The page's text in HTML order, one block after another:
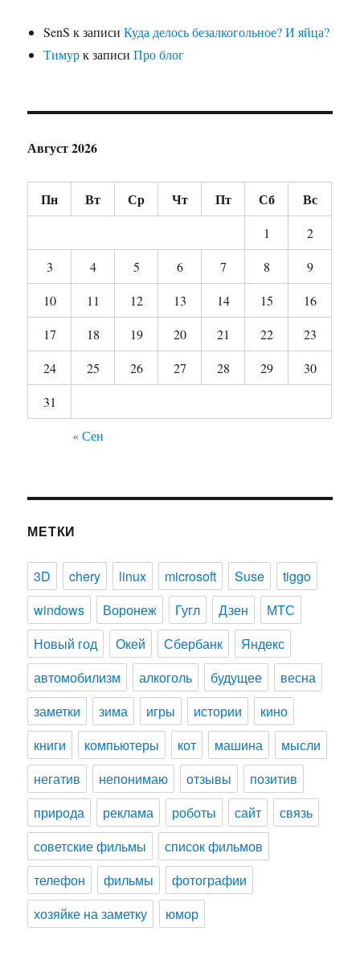
SenS к записиКуда делось безалкогольное? И яйца?
Тимурк записиПро блог
Август 2026
Пн Вт Ср Чт Пт Сб Вс
1
2
3
4 5 6 7 8
9
10
11 12 13 14 15
16
17
18 19 20 21 22
23
24
25 26 27 28 29
30
31
« Сен
МЕТКИ
3D chery linux microsoft Suse
tiggo
windows
Воронеж Гугл Дзен
МТС
Новый год
Окей Сбербанк
Яндекс
автомобилизм
алкоголь будущее
весна
заметки
зима игры истории
кино
книги
компьютеры кот машина
мысли
негатив
непонимаю отзывы
позитив
природа
реклама роботы сайт
связь
советские фильмы
список фильмов
телефон
фильмы
фотографии
хозяйке на заметку
юмор